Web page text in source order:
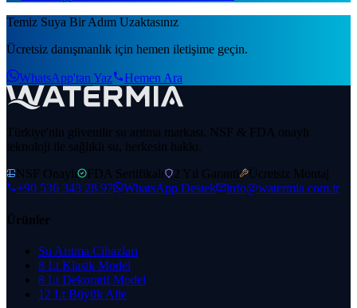
Temiz Suya Bir Adım Uzaktasınız
Ücretsiz danışmanlık için hemen iletişime geçin.
WhatsApp'tan Yaz Hemen Ara
Türkiye'nin güvenilir su arıtma markası. NSF & FDA onaylı
teknoloji ile sağlıklı su, herkesin hakkı.
NSF Onaylı
FDA Sertifikalı 2 Yıl Garanti
Ücretsiz Montaj
+90 536 343 28 97
WhatsApp Destek info@watermia.com.tr
Ürünler
Su Arıtma Cihazları
8 Lt Klasik Model
8 Lt Dekoratif Model
12 Lt Büyük Aile